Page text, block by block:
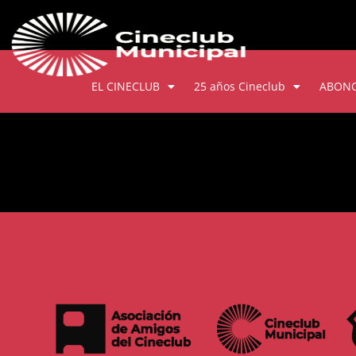
EL CINECLUB 25 años Cineclub